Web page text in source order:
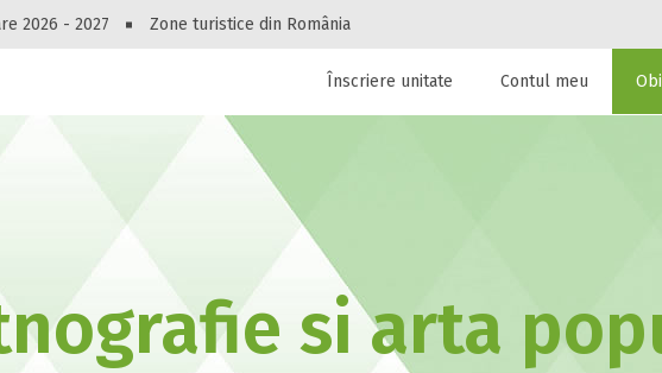
2026 - 2027 Zone turistice din România
10549 oferte de cazare!
vile, apartamente sau alte unitați de cazare la
cel mai bun preț.
Înscriere unitate Contul meu
si arta